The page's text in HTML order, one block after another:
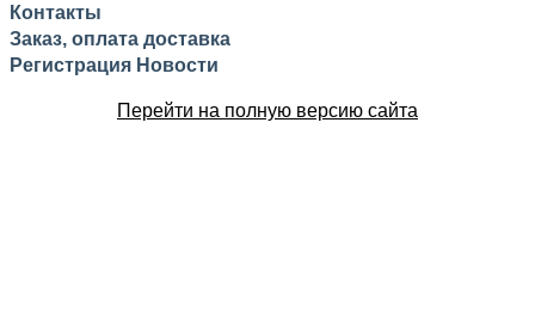
Контакты
Заказ, оплата доставка
Регистрация Новости
Перейти на полную версию сайта